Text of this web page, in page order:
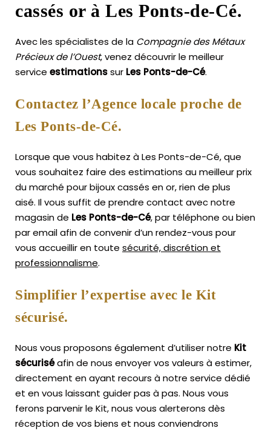
cassés or à Les Ponts-de-Cé.
Avec les spécialistes de la Compagnie des Métaux
Précieux de l’Ouest, venez découvrir le meilleur
service estimationssur Les Ponts-de-Cé.
Contactez l’Agence locale proche de
Les Ponts-de-Cé.
Lorsque que vous habitez à Les Ponts-de-Cé, que
vous souhaitez faire des estimations au meilleur prix
du marché pour bijoux cassés en or, rien de plus
aisé. Il vous suffit de prendre contact avec notre
magasin de Les Ponts-de-Cé, par téléphone ou bien
par email afin de convenir d’un rendez-vous pour
vous accueillir en toute sécurité, discrétion et
professionnalisme.
Simplifier l’expertise avec le Kit
sécurisé.
Nous vous proposons également d’utiliser notre Kit
sécuriséafin de nous envoyer vos valeurs à estimer,
directement en ayant recours à notre service dédié
et en vous laissant guider pas à pas. Nous vous
ferons parvenir le Kit, nous vous alerterons dès
réception de vos biens et nous conviendrons